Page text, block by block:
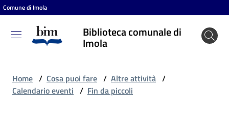
Vai al contenuto
Vai alla navigazione
Vai al footer
Comune di Imola
Biblioteca comunale di
Imola
Biblioteca
comunale
Home / Cosa puoi fare / Altre attività /
Calendario eventi / Fin da piccoli